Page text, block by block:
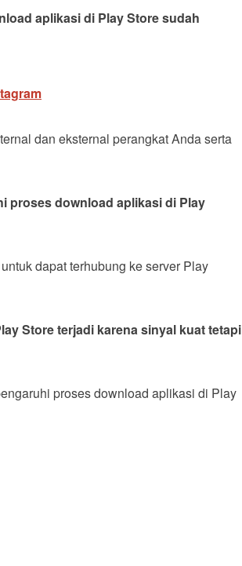
aplikasi di Play Store sudah
dan eksternal perangkat Anda serta
proses download aplikasi di Play
dapat terhubung ke server Play
Store terjadi karena sinyal kuat tetapi
proses download aplikasi di Play